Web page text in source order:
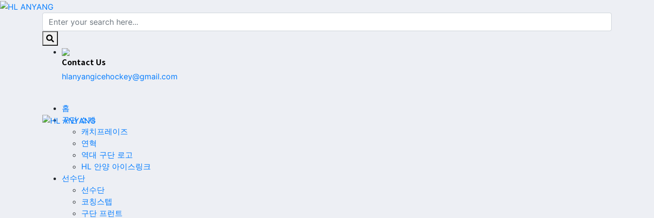
Contact Us
hlanyangicehockey@gmail.com
홈
구단 소개
캐치프레이즈
연혁
역대 구단 로고
HL 안양 아이스링크
선수단
선수단
코칭스텝
구단 프런트